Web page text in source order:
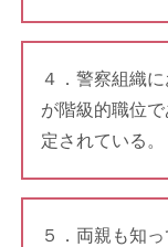
４．警察組織
が階級的職位
定されている。
５．両親も知